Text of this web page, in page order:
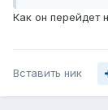
лазать и что-
Как он перейдет
Вставить ник